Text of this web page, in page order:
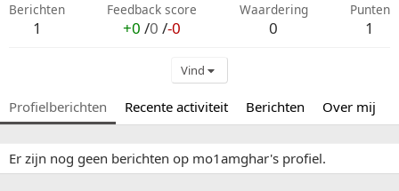
Berichten
1
Feedback score
+0 /0 /-0
Waardering
0
Punten
1
Vind
Profielberichten Recente activiteit Berichten Over mij
Er zijn nog geen berichten op mo1amghar's profiel.